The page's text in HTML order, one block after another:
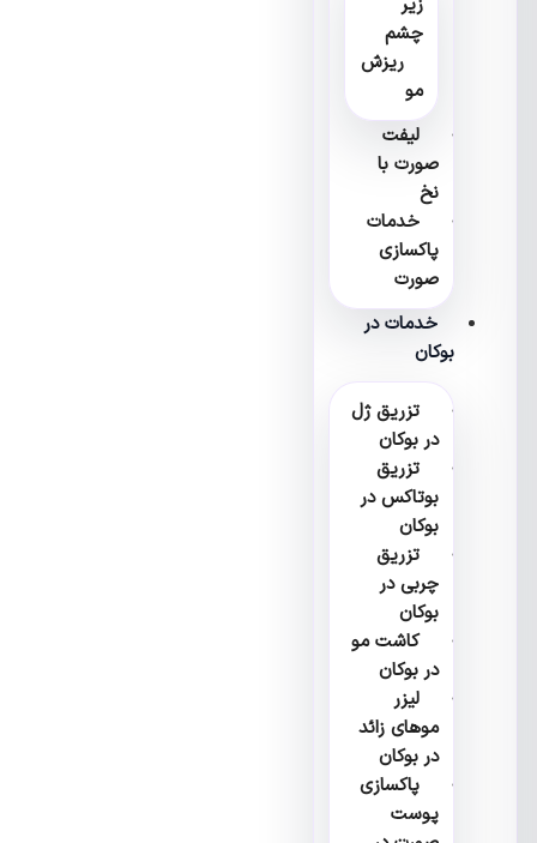
چشم
ریزش
لیفت
صورت با
خدمات
پاکسازی
صورت
خدمات در
بوکان
تزریق ژل
در بوکان
تزریق
بوتاکس در
بوکان
تزریق
چربی در
بوکان
کاشت مو
در بوکان
لیزر
موهای زائد
در بوکان
پاکسازی
پوست